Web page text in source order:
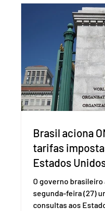
Brasil aciona
tarifas
Estados
O governo
segunda-feira (27)
consultas aos